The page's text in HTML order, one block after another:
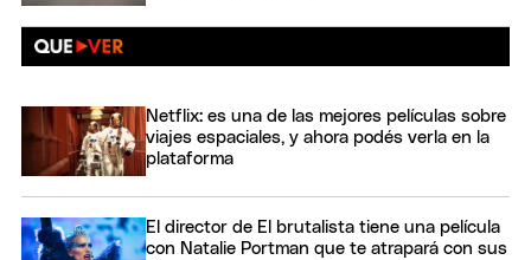
Netflix: es una de las mejores películas sobre
viajes espaciales, y ahora podés verla en la
plataforma
El director de El brutalista tiene una película
con Natalie Portman que te atrapará con sus